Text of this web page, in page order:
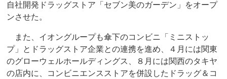
自社開発ドラッグストア「セブン美のガーデン」をオープ
ンさせた。
また、イオングループも傘下のコンビニ「ミニストッ
プ」とドラッグストア企業との連携を進め、４月には関東
のグローウェルホールディングス、８月には関西のタキヤ
の店内に、コンビニエンスストアを併設したドラッグ＆コ